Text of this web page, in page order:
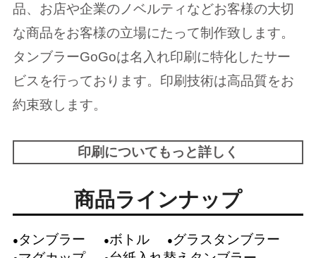
品、お店や企業のノベルティなどお客様の大切
な商品をお客様の立場にたって制作致します。
タンブラーGoGoは名入れ印刷に特化したサー
ビスを行っております。印刷技術は高品質をお
約束致します。
印刷についてもっと詳しく
商品ラインナップ
タンブラー ボトル
グラスタンブラー